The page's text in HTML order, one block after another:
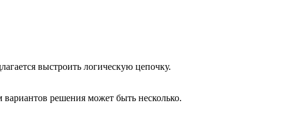
выстроить логическую цепочку.
решения может быть несколько.